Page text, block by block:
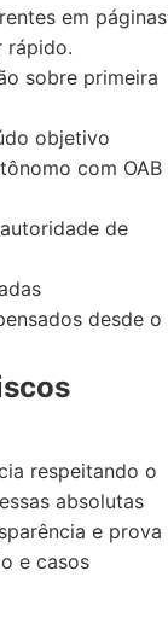
em páginas
rápido.
sobre primeira
objetivo
com OAB
de
desde o
respeitando o
absolutas
e prova
e casos